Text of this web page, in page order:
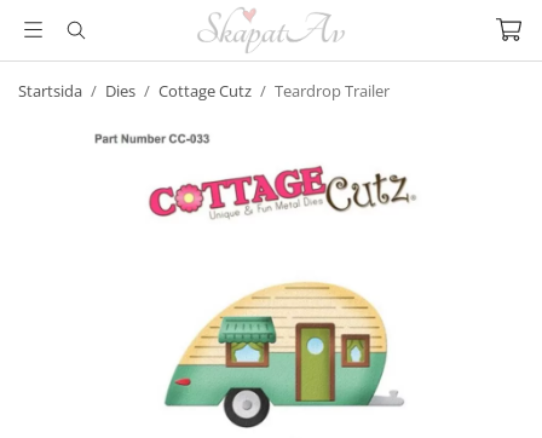
Startsida / Dies / Cottage Cutz / Teardrop Trailer